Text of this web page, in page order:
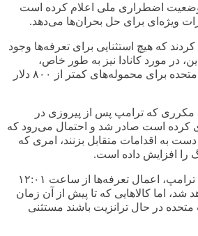
وضعیت اضطراری ملی اعلام کرده است
ویژه‌ای برای حل بحران‌ها می‌دهد.
که هیچ استثنایی برای تعرفه‌ها وجود
در مورد کانادا نیز به طور خاص،
برای محموله‌های کمتر از
۸۰۰ دلار
مکرری که ترامپ پس از پیروزی در
کرده است صادر شد و احتمال می‌رود که
دست به اقدامات متقابل بزنند، امری که
را افزایش داده است.
اعمال تعرفه‌ها از ساعت ۱۲:۰۱
شد، اما کالاهایی که تا پیش از آن زمان
متحده در حال ترانزیت باشند مستثنی